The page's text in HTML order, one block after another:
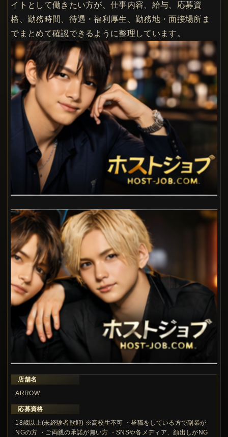
イトとして働きたい方が、仕事内容、給与、応募資
格、勤務時間、待遇・福利厚生、勤務地・面接場所ま
でまとめて確認できるように整理しています。
この求人の注目ポイント
店舗名
ARROW
応募資格
18歳以上(未経験者歓迎) ※高校生不可 ・昼職をしている方で副業が
NGの方 ・ご両親の承諾が無い方 ・SNSや各メディア、顔出しがNG